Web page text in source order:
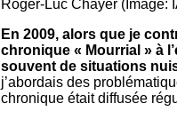
Roger-Luc Chayer (Image:
En 2009, alors que je
chronique « Mourrial » à
souvent de situations
j’abordais des
chronique était diffusée